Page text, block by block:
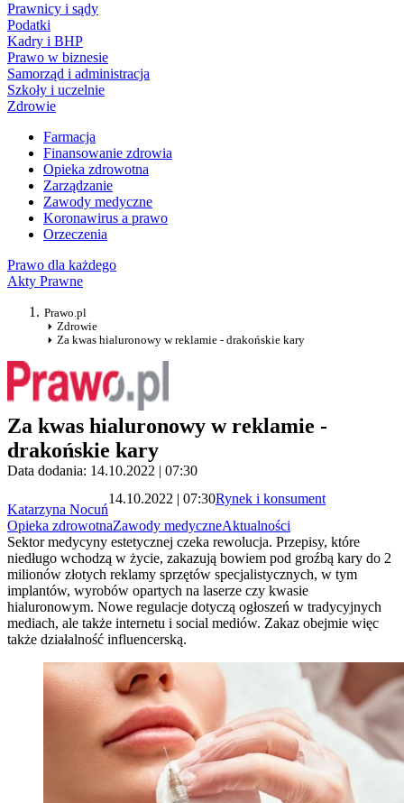
Prawnicy i sądy
Podatki
Kadry i BHP
Prawo w biznesie
Samorząd i administracja
Szkoły i uczelnie
Zdrowie
Farmacja
Finansowanie zdrowia
Opieka zdrowotna
Zarządzanie
Zawody medyczne
Koronawirus a prawo
Orzeczenia
Prawo dla każdego
Akty Prawne
Prawo.pl
Zdrowie
Za kwas hialuronowy w reklamie - drakońskie kary
Za kwas hialuronowy w reklamie -
drakońskie kary
Data dodania: 14.10.2022 | 07:30
Katarzyna Nocuń
14.10.2022 | 07:30Rynek i konsument
Opieka zdrowotnaZawody medyczneAktualności
Sektor medycyny estetycznej czeka rewolucja. Przepisy, które
niedługo wchodzą w życie, zakazują bowiem pod groźbą kary do 2
milionów złotych reklamy sprzętów specjalistycznych, w tym
implantów, wyrobów opartych na laserze czy kwasie
hialuronowym. Nowe regulacje dotyczą ogłoszeń w tradycyjnych
mediach, ale także internetu i social mediów. Zakaz obejmie więc
także działalność influencerską.